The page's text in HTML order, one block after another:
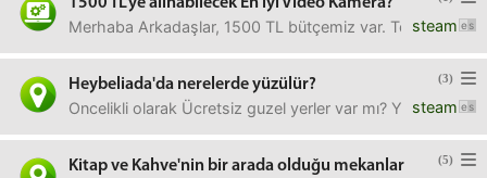
steam
Merhaba Arkadaşlar, 1500 TL bütçemiz var.
(3)
Heybeliada'da nerelerde yüzülür?
steam
Oncelikli olarak Ücretsiz guzel yerler var mı? Yoksa
(5)
Kitap ve Kahve'nin bir arada olduğu mekanlar